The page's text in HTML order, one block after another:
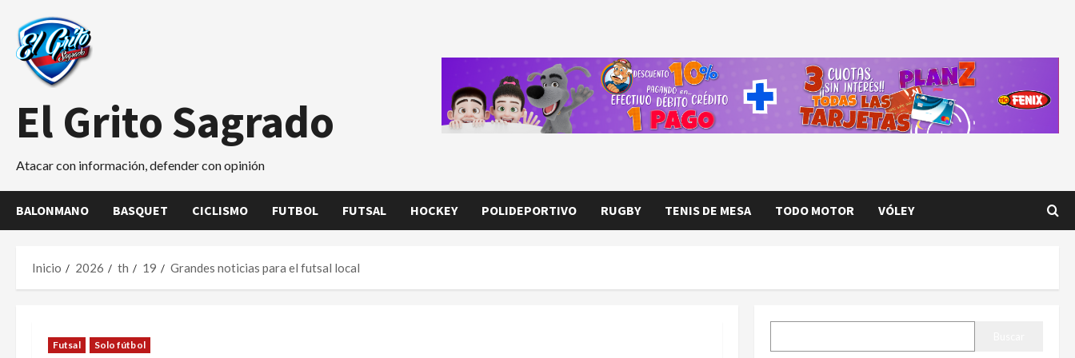
contenido
El Grito Sagrado
Atacar con información, defender con opinión
BALONMANO BASQUET CICLISMO FUTBOL FUTSAL HOCKEY POLIDEPORTIVO RUGBY TENIS DE MESA TODO MOTOR VÓLEY
Inicio 2026 th 19 Grandes noticias para el futsal local
Futsal Solo fútbol